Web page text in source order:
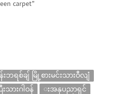
carpet”
ဘရစ်ချ် မြို့စားမင်းသားဝီလျံ
သားဂါဝန် းအနုပညာရှင်